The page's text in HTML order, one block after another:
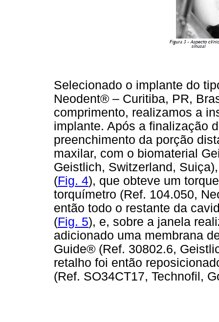
Selecionado o implante do
Neodent® – Curitiba, PR,
comprimento, realizamos a
implante. Após a finalização
preenchimento da porção
maxilar, com o biomaterial
Geistlich, Switzerland,
(Fig. 4), que obteve um
torquímetro (Ref. 104.050,
então todo o restante da
(Fig. 5), e, sobre a janela
adicionado uma membrana
Guide® (Ref. 30802.6,
retalho foi então
(Ref. SO34CT17, Technofil,